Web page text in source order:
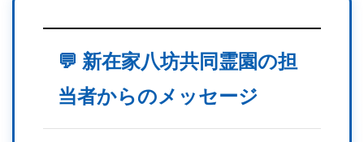
💬 新在家八坊共同霊園の担
当者からのメッセージ